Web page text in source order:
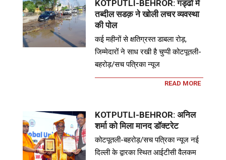
KOTPUTLI-BEHROR: गड्ढों में
तब्दील सडक़ ने खोली लचर व्यवस्था
की पोल
कई महीनों से क्षतिग्रस्त डाबला रोड़,
जिम्मेदारों ने साध रखी है चुप्पी कोटपूतली-
बहरोड़/सच पत्रिका न्यूज
READ MORE
KOTPUTLI-BEHROR: अनिल
शर्मा को मिला मानद डॉक्टरेट
कोटपूतली-बहरोड़/सच पत्रिका न्यूज नई
दिल्ली के द्वारका स्थित आईटीसी वैलकम